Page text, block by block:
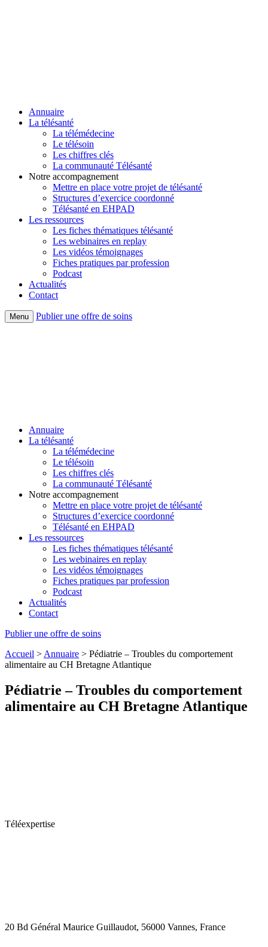
Annuaire
La télésanté
La télémédecine
Le télésoin
Les chiffres clés
La communauté Télésanté
Notre accompagnement
Mettre en place votre projet de télésanté
Structures d’exercice coordonné
Télésanté en EHPAD
Les ressources
Les fiches thématiques télésanté
Les webinaires en replay
Les vidéos témoignages
Fiches pratiques par profession
Podcast
Actualités
Contact
Menu Publier une offre de soins
Annuaire
La télésanté
La télémédecine
Le télésoin
Les chiffres clés
La communauté Télésanté
Notre accompagnement
Mettre en place votre projet de télésanté
Structures d’exercice coordonné
Télésanté en EHPAD
Les ressources
Les fiches thématiques télésanté
Les webinaires en replay
Les vidéos témoignages
Fiches pratiques par profession
Podcast
Actualités
Contact
Publier une offre de soins
Accueil > Annuaire > Pédiatrie – Troubles du comportement
alimentaire au CH Bretagne Atlantique
Pédiatrie – Troubles du comportement
alimentaire au CH Bretagne Atlantique
Téléexpertise
20 Bd Général Maurice Guillaudot, 56000 Vannes, France